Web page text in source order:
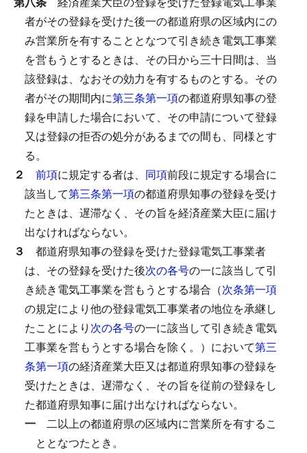
者がその登録を受けた後一の都道府県の区域内にの
み営業所を有することとなつて引き続き電気工事業
を営もうとするときは、その日から三十日間は、当
該登録は、なおその効力を有するものとする。 その
者がその期間内に第三条第一項の都道府県知事の登
録を申請した場合において、その申請について登録
又は登録の拒否の処分があるまでの間も、同様とす
る。
２ 前項に規定する者は、 同項前段に規定する場合に
該当して第三条第一項の都道府県知事の登録を受け
たときは、遅滞なく、その旨を経済産業大臣に届け
出なければならない。
３ 都道府県知事の登録を受けた登録電気工事業者
は、その登録を受けた後次の各号の一に該当して引
き続き電気工事業を営もうとする場合（次条第一項
の規定により他の登録電気工事業者の地位を承継し
たことにより 次の各号の一に該当して引き続き電気
工事業を営もうとする場合を除く。）において第三
条第一項の経済産業大臣又は都道府県知事の登録を
受けたときは、遅滞なく、その旨を従前の登録をし
た都道府県知事に届け出なければならない。
一 二以上の都道府県の区域内に営業所を有するこ
ととなつたとき。